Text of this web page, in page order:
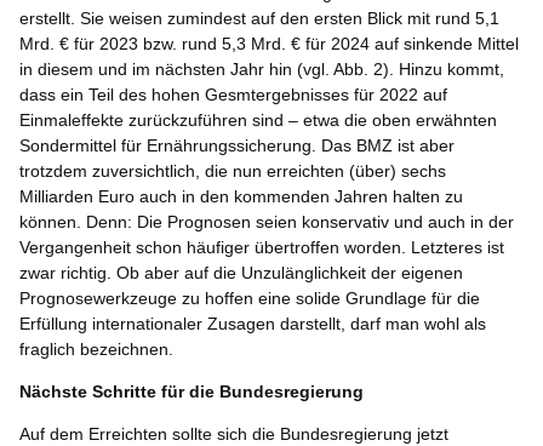
erstellt. Sie weisen zumindest auf den ersten Blick mit rund 5,1
Mrd. € für 2023 bzw. rund 5,3 Mrd. € für 2024 auf sinkende Mittel
in diesem und im nächsten Jahr hin (vgl. Abb. 2). Hinzu kommt,
dass ein Teil des hohen Gesmtergebnisses für 2022 auf
Einmaleffekte zurückzuführen sind – etwa die oben erwähnten
Sondermittel für Ernährungssicherung. Das BMZ ist aber
trotzdem zuversichtlich, die nun erreichten (über) sechs
Milliarden Euro auch in den kommenden Jahren halten zu
können. Denn: Die Prognosen seien konservativ und auch in der
Vergangenheit schon häufiger übertroffen worden. Letzteres ist
zwar richtig. Ob aber auf die Unzulänglichkeit der eigenen
Prognosewerkzeuge zu hoffen eine solide Grundlage für die
Erfüllung internationaler Zusagen darstellt, darf man wohl als
fraglich bezeichnen.
Nächste Schritte für die Bundesregierung
Auf dem Erreichten sollte sich die Bundesregierung jetzt